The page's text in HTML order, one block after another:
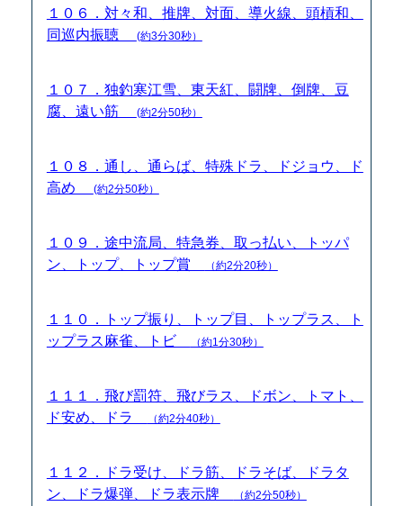
１０６．対々和、推牌、対面、導火線、頭槓和、
同巡内振聴
(約3分30秒）
１０７．独釣寒江雪、東天紅、闘牌、倒牌、豆
腐、遠い筋
(約2分50秒）
１０８．通し、通らば、特殊ドラ、ドジョウ、ド
高め
(約2分50秒）
１０９．途中流局、特急券、取っ払い、トッパ
ン、トップ、トップ賞
（約2分20秒）
１１０．トップ振り、トップ目、トップラス、ト
ップラス麻雀、トビ
（約1分30秒）
１１１．飛び罰符、飛びラス、ドボン、トマト、
ド安め、ドラ
（約2分40秒）
１１２．ドラ受け、ドラ筋、ドラそば、ドラタ
ン、ドラ爆弾、ドラ表示牌
（約2分50秒）